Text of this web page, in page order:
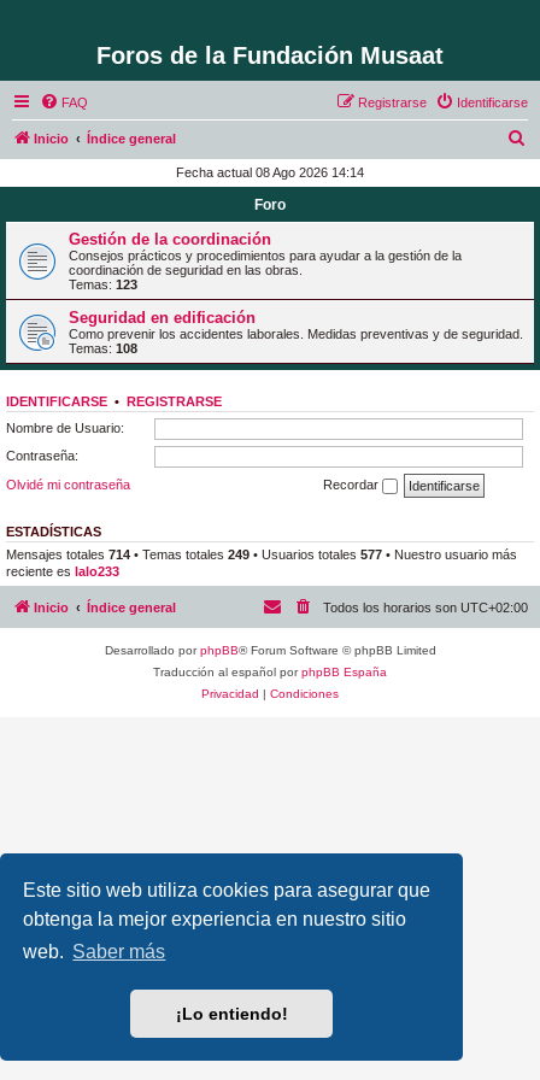
Este sitio web utiliza cookies para asegurar que
obtenga la mejor experiencia en nuestro sitio
web. Saber más
¡Lo entiendo!
Foros de la Fundación Musaat
FAQ Identificarse
Registrarse
Inicio Índice general
c
Fecha actual 08 Ago 2026 14:14
Foro
Gestión de la coordinación
Consejos prácticos y procedimientos para ayudar a la gestión de la
coordinación de seguridad en las obras.
Temas: 123
Seguridad en edificación
Como prevenir los accidentes laborales. Medidas preventivas y de seguridad.
Temas: 108
IDENTIFICARSE • REGISTRARSE
Nombre de Usuario:
Contraseña:
Olvidé mi contraseña
Recordar
ESTADÍSTICAS
Mensajes totales 714 • Temas totales 249 • Usuarios totales 577 • Nuestro usuario más
reciente es lalo233
Inicio Índice general Todos los horarios son UTC+02:00
Desarrollado porphpBB® Forum Software © phpBB Limited
Traducción al español porphpBB España
Privacidad | Condiciones